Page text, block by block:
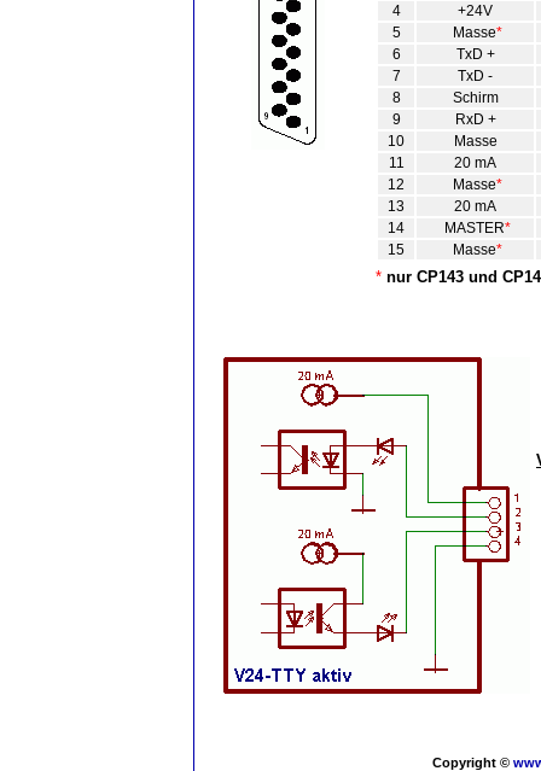
4
+24V
5
Masse*
6
TxD +
7
TxD -
8
Schirm
9
RxD +
10
Masse
11
20 mA
12
Masse*
13
20 mA
14
MASTER*
15
Masse*
* nur CP143 und
Copyright ©